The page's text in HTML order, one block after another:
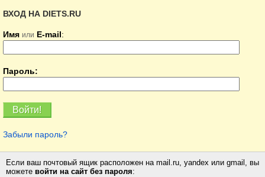
ВХОД НА DIETS.RU
Имя или E-mail:
Пароль:
Забыли пароль?
Если ваш почтовый ящик расположен на mail.ru, yandex или gmail, вы
можете войти на сайт без пароля: